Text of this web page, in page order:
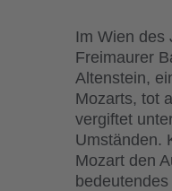
Im Wien des
Freimaurer
Altenstein,
Mozarts, tot
vergiftet
Umständen.
Mozart den